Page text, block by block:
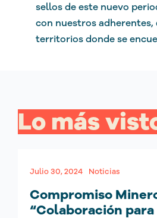
sellos de este nuevo
con nuestros adherentes,
territorios donde se
Lo más
Julio 30, 2024 Noticias
Compromiso
“Colaboración